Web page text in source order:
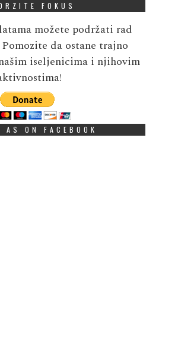
FOKUS
možete podržati rad
da ostane trajno
iseljenicima i njihovim
AS ON FACEBOOK